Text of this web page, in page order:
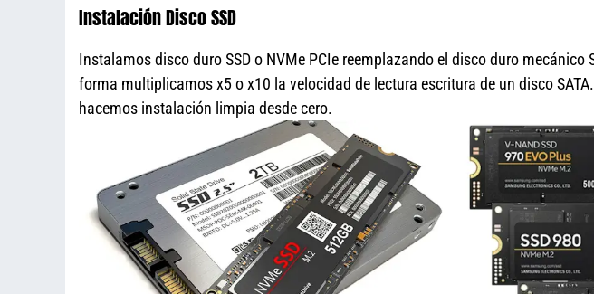
Instalación Disco SSD
Instalamos disco duro SSD o NVMe PCIe reemplazando el disco duro mecánico
forma multiplicamos x5 o x10 la velocidad de lectura escritura de un disco
hacemos instalación limpia desde cero.